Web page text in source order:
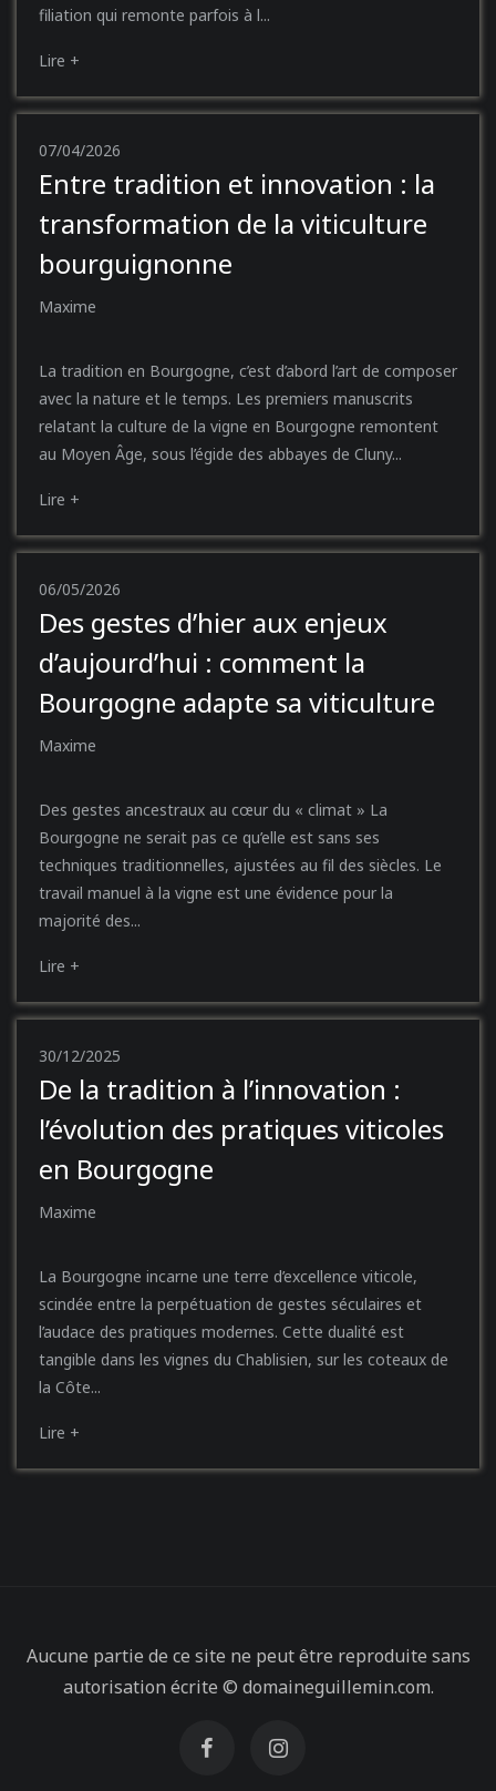
filiation qui remonte parfois à l...
Lire +
07/04/2026
Entre tradition et innovation : la
transformation de la viticulture
bourguignonne
Maxime
La tradition en Bourgogne, c’est d’abord l’art de composer
avec la nature et le temps. Les premiers manuscrits
relatant la culture de la vigne en Bourgogne remontent
au Moyen Âge, sous l’égide des abbayes de Cluny...
Lire +
06/05/2026
Des gestes d’hier aux enjeux
d’aujourd’hui : comment la
Bourgogne adapte sa viticulture
Maxime
Des gestes ancestraux au cœur du « climat » La
Bourgogne ne serait pas ce qu’elle est sans ses
techniques traditionnelles, ajustées au fil des siècles. Le
travail manuel à la vigne est une évidence pour la
majorité des...
Lire +
30/12/2025
De la tradition à l’innovation :
l’évolution des pratiques viticoles
en Bourgogne
Maxime
La Bourgogne incarne une terre d’excellence viticole,
scindée entre la perpétuation de gestes séculaires et
l’audace des pratiques modernes. Cette dualité est
tangible dans les vignes du Chablisien, sur les coteaux de
la Côte...
Lire +
Aucune partie de ce site ne peut être reproduite sans
autorisation écrite © domaineguillemin.com.